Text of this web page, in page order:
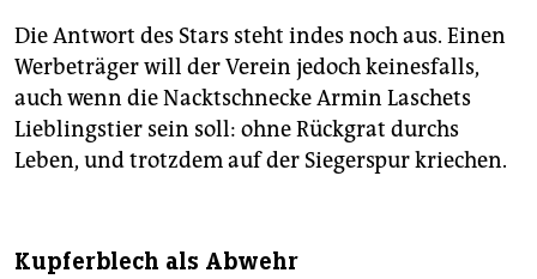
Die Antwort des Stars steht indes noch aus. Einen
Werbeträger will der Verein jedoch keinesfalls,
auch wenn die Nacktschnecke Armin Laschets
Lieblingstier sein soll: ohne Rückgrat durchs
Leben, und trotzdem auf der Siegerspur kriechen.
Kupferblech als Abwehr